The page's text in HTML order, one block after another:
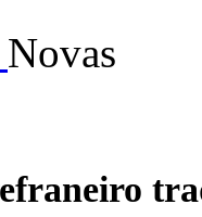
Novas